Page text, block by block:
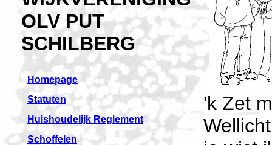
OLV PUT
SCHILBERG
Homepage
Statuten
Huishoudelijk Reglement
Schoffelen
'k Zet